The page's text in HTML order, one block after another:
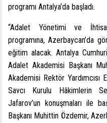
programı Antalya’da başladı.
“Adalet Yönetimi ve
programına, Azerbaycan’da
eğitim alacak. Antalya
Adalet Akademisi Başkanı
Akademisi Rektör
Savcı Kurulu Hâkimlerin
Jafarov’un konuşmaları ile
Başkanı Muhittin Özdemir,